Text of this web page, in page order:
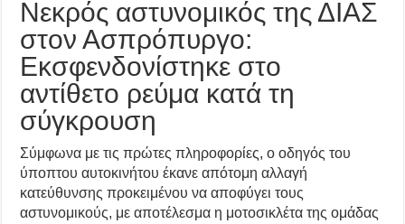
Νεκρός αστυνομικός της ΔΙΑΣ
στον Ασπρόπυργο:
Eκσφενδονίστηκε στο
αντίθετο ρεύμα κατά τη
σύγκρουση
Σύμφωνα με τις πρώτες πληροφορίες, ο οδηγός του
ύποπτου αυτοκινήτου έκανε απότομη αλλαγή
κατεύθυνσης προκειμένου να αποφύγει τους
αστυνομικούς, με αποτέλεσμα η μοτοσικλέτα της ομάδας